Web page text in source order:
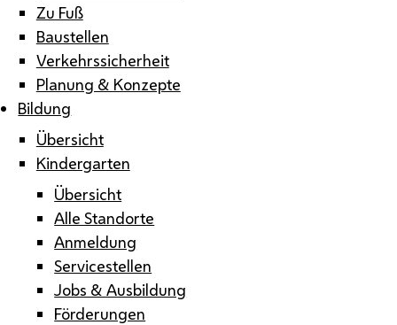
Zu Fuß
Baustellen
Verkehrssicherheit
Planung & Konzepte
Bildung
Übersicht
Kindergarten
Übersicht
Alle Standorte
Anmeldung
Servicestellen
Jobs & Ausbildung
Förderungen